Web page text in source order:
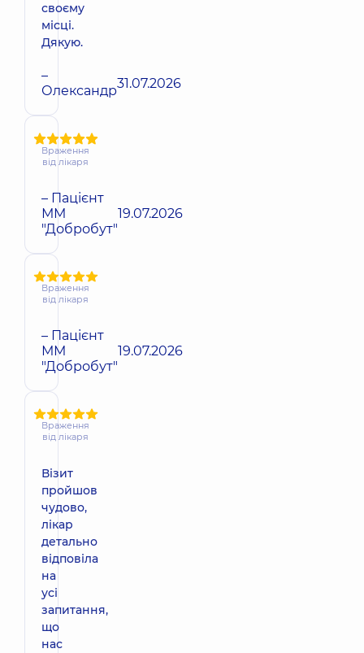
своєму
місці.
Дякую.
–
Олександр31.07.2026
Враження
від лікаря
– Пацієнт
ММ
"Добробут"
19.07.2026
Враження
від лікаря
– Пацієнт
ММ
"Добробут"
19.07.2026
Враження
від лікаря
Візит
пройшов
чудово,
лікар
детально
відповіла
на
усі
запитання,
що
нас